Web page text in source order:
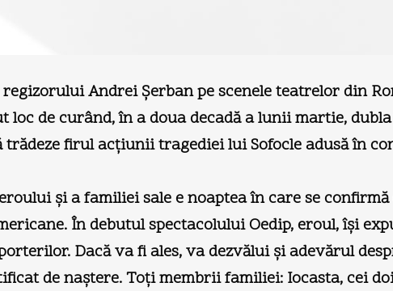
Andrei Şerban pe scenele teatrelor din
loc de curând, în a doua decadă a lunii martie,
trădeze firul acţiunii tragediei lui Sofocle adusă în
şi a familiei sale e noaptea în care se
În debutul spectacolului Oedip, eroul, îşi
Dacă va fi ales, va dezvălui şi adevărul
de naştere. Toţi membrii familiei: Iocasta, cei